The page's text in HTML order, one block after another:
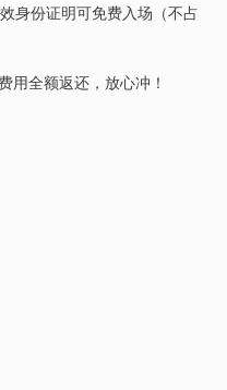
身份证明可免费入场（不占
用全额返还，放心冲！